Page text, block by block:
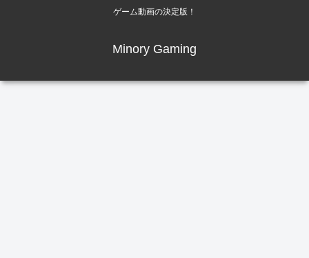
ゲーム動画の決定版！
Minory Gaming